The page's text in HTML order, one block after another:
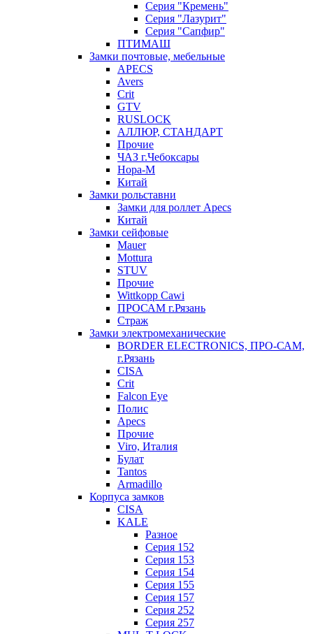
Серия "Кремень"
Серия "Лазурит"
Серия "Сапфир"
ПТИМАШ
Замки почтовые, мебельные
APECS
Avers
Crit
GTV
RUSLOCK
АЛЛЮР, СТАНДАРТ
Прочие
ЧАЗ г.Чебоксары
Нора-М
Китай
Замки рольставни
Замки для роллет Apecs
Китай
Замки сейфовые
Mauer
Mottura
STUV
Прочие
Wittkopp Cawi
ПРОСАМ г.Рязань
Страж
Замки электромеханические
BORDER ELECTRONICS, ПРО-САМ,
г.Рязань
CISA
Crit
Falcon Eye
Полис
Apecs
Прочие
Viro, Италия
Булат
Tantos
Armadillo
Корпуса замков
CISA
KALE
Разное
Серия 152
Серия 153
Серия 154
Серия 155
Серия 157
Серия 252
Серия 257